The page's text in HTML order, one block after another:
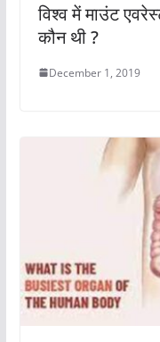
विश्व में माउंट
कौन थी ?
December 1, 2019